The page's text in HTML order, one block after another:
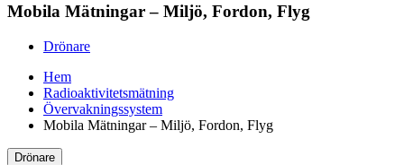
Mobila Mätningar – Miljö, Fordon, Flyg
Drönare
Hem
Radioaktivitetsmätning
Övervakningssystem
Mobila Mätningar – Miljö, Fordon, Flyg
Drönare